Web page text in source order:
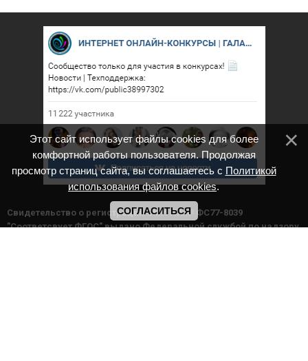
Cвидетельство о регистрации СМИ ИА № ФС77-8039
"Соответсвует ФГОС" выдано Федеральной службой по надзору
Этот сайт использует файлы cookies для более
комфортной работы пользователя. Продолжая
просмотр страниц сайта, вы соглашаетесь с Политикой
использования файлов cookies.
СОГЛАСИТЬСЯ